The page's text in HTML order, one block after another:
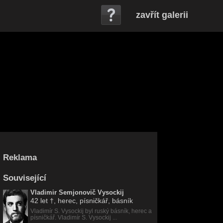
zavřít galerii
Reklama
Související
Vladimir Semjonovič Vysockij
42 let †, herec, písničkář, básník
Vladimír S. Vysockij byl ruský básník, herec a
písničkář. Vladimír S. Vysockij ...